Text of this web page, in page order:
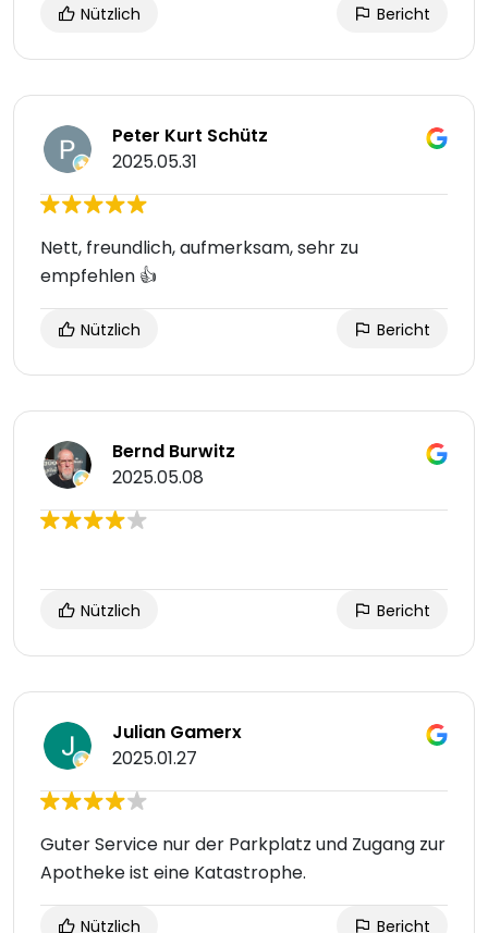
Nützlich Bericht
Peter Kurt Schütz
2025.05.31
Nett, freundlich, aufmerksam, sehr zu
empfehlen 👍
Nützlich Bericht
Bernd Burwitz
2025.05.08
Nützlich Bericht
Julian Gamerx
2025.01.27
Guter Service nur der Parkplatz und Zugang zur
Apotheke ist eine Katastrophe.
Nützlich Bericht